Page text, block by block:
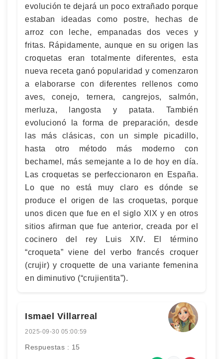
evolución te dejará un poco extrañado porque
estaban ideadas como postre, hechas de
arroz con leche, empanadas dos veces y
fritas. Rápidamente, aunque en su origen las
croquetas eran totalmente diferentes, esta
nueva receta ganó popularidad y comenzaron
a elaborarse con diferentes rellenos como
aves, conejo, ternera, cangrejos, salmón,
merluza, langosta y patata. También
evolucionó la forma de preparación, desde
las más clásicas, con un simple picadillo,
hasta otro método más moderno con
bechamel, más semejante a lo de hoy en día.
Las croquetas se perfeccionaron en España.
Lo que no está muy claro es dónde se
produce el origen de las croquetas, porque
unos dicen que fue en el siglo XIX y en otros
sitios afirman que fue anterior, creada por el
cocinero del rey Luis XIV. El término
“croqueta” viene del verbo francés croquer
(crujir) y croquette de una variante femenina
en diminutivo (“crujientita”).
Ismael Villarreal
2025-09-30 05:00:59
Respuestas : 15